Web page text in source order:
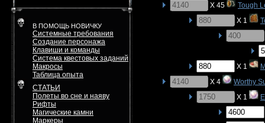
В ПОМОЩЬ НОВИЧКУ
Системные требования
Создание персонажа
Клавиши и команды
Система квестовых заданий
Макросы
Таблица опыта
СТАТЬИ
Полеты во сне и наяву
Рифты
Магические камни
Маркеры
X 45
Tough
X 1
X 1
X 4
Worthy
X 1